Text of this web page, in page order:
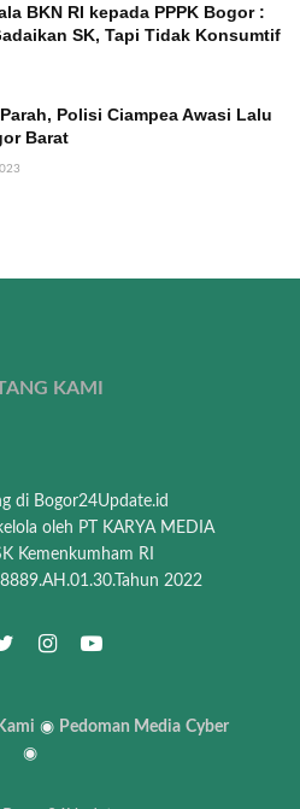
BKN RI kepada PPPK Bogor :
SK, Tapi Tidak Konsumtif
Polisi Ciampea Awasi Lalu
Barat
KAMI
di Bogor24Update.id
oleh PT KARYA MEDIA
Kemenkumham RI
2022
◉ Pedoman Media Cyber
◉